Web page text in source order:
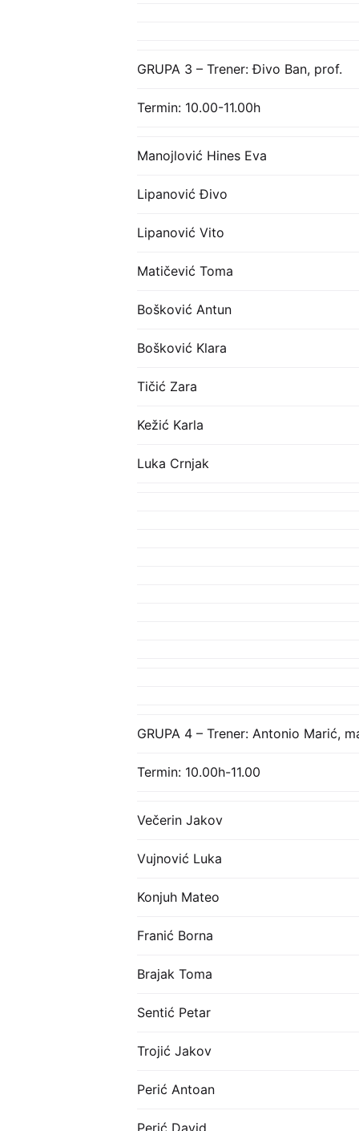
GRUPA 3 – Trener: Đivo Ban, prof.
Termin: 10.00-11.00h
Manojlović Hines Eva
Lipanović Đivo
Lipanović Vito
Matičević Toma
Bošković Antun
Bošković Klara
Tičić Zara
Kežić Karla
Luka Crnjak
GRUPA 4 – Trener: Antonio Marić,
Termin: 10.00h-11.00
Večerin Jakov
Vujnović Luka
Konjuh Mateo
Franić Borna
Brajak Toma
Sentić Petar
Trojić Jakov
Perić Antoan
Perić David